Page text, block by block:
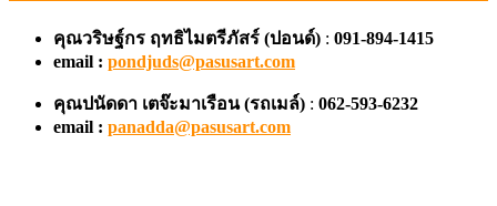
คุณวริษฐ์กร ฤทธิไมตรีภัสร์ (ปอนด์) : 091-894-1415
email : pondjuds@pasusart.com
คุณปนัดดา เตจ๊ะมาเรือน (รถเมล์) : 062-593-6232
email : panadda@pasusart.com